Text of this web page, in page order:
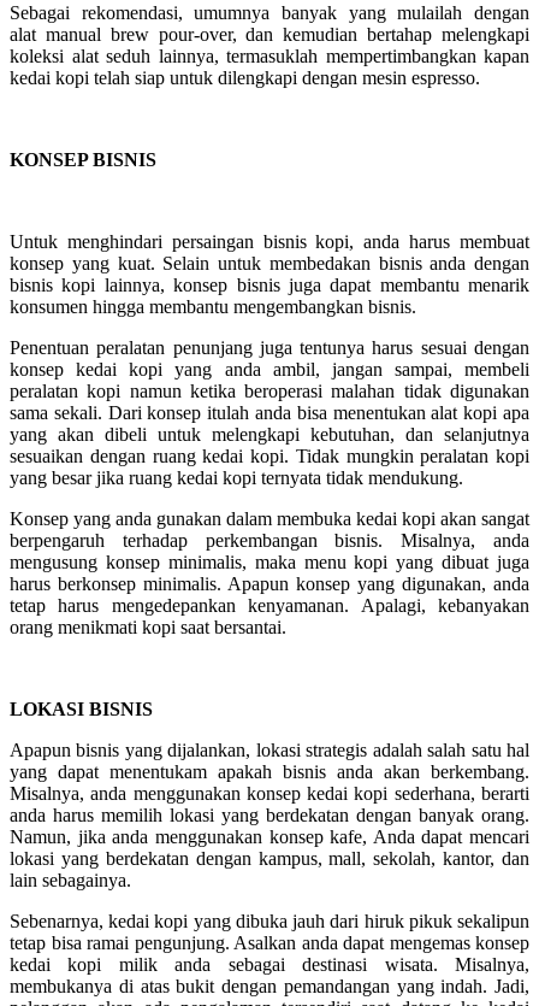
Sebagai rekomendasi, umumnya banyak yang mulailah dengan
alat manual brew pour-over, dan kemudian bertahap melengkapi
koleksi alat seduh lainnya, termasuklah mempertimbangkan kapan
kedai kopi telah siap untuk dilengkapi dengan mesin espresso.
KONSEP BISNIS
Untuk menghindari persaingan bisnis kopi, anda harus membuat
konsep yang kuat. Selain untuk membedakan bisnis anda dengan
bisnis kopi lainnya, konsep bisnis juga dapat membantu menarik
konsumen hingga membantu mengembangkan bisnis.
Penentuan peralatan penunjang juga tentunya harus sesuai dengan
konsep kedai kopi yang anda ambil, jangan sampai, membeli
peralatan kopi namun ketika beroperasi malahan tidak digunakan
sama sekali. Dari konsep itulah anda bisa menentukan alat kopi apa
yang akan dibeli untuk melengkapi kebutuhan, dan selanjutnya
sesuaikan dengan ruang kedai kopi. Tidak mungkin peralatan kopi
yang besar jika ruang kedai kopi ternyata tidak mendukung.
Konsep yang anda gunakan dalam membuka kedai kopi akan sangat
berpengaruh terhadap perkembangan bisnis. Misalnya, anda
mengusung konsep minimalis, maka menu kopi yang dibuat juga
harus berkonsep minimalis. Apapun konsep yang digunakan, anda
tetap harus mengedepankan kenyamanan. Apalagi, kebanyakan
orang menikmati kopi saat bersantai.
LOKASI BISNIS
Apapun bisnis yang dijalankan, lokasi strategis adalah salah satu hal
yang dapat menentukam apakah bisnis anda akan berkembang.
Misalnya, anda menggunakan konsep kedai kopi sederhana, berarti
anda harus memilih lokasi yang berdekatan dengan banyak orang.
Namun, jika anda menggunakan konsep kafe, Anda dapat mencari
lokasi yang berdekatan dengan kampus, mall, sekolah, kantor, dan
lain sebagainya.
Sebenarnya, kedai kopi yang dibuka jauh dari hiruk pikuk sekalipun
tetap bisa ramai pengunjung. Asalkan anda dapat mengemas konsep
kedai kopi milik anda sebagai destinasi wisata. Misalnya,
membukanya di atas bukit dengan pemandangan yang indah. Jadi,